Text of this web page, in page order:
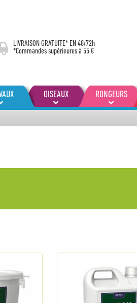
LIVRAISON GRATUITE* EN 48/72h
*Commandes supérieures à 55 €
OISEAUX RONGEURS